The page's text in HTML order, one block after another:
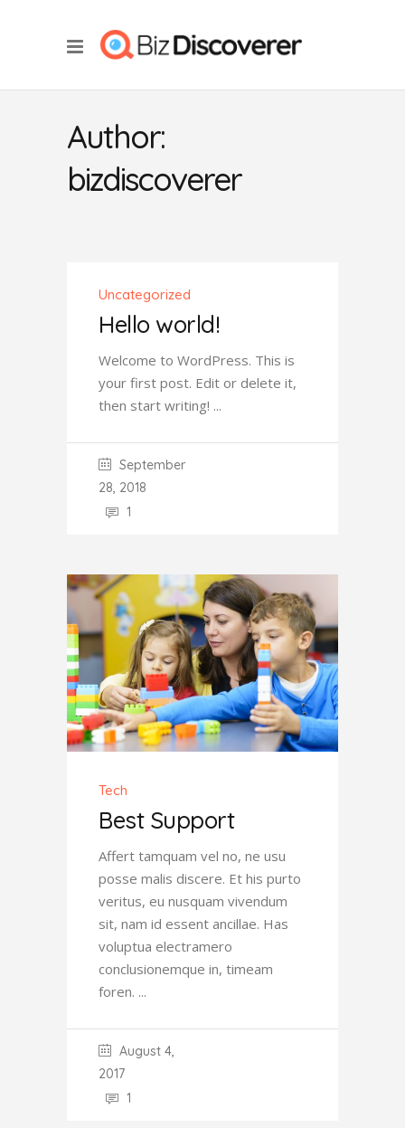
Author:
bizdiscoverer
Uncategorized
Hello world!
Welcome to WordPress. This is
your first post. Edit or delete it,
then start writing!
September
28, 2018
1
Tech
Best Support
Affert tamquam vel no, ne usu
posse malis discere. Et his purto
veritus, eu nusquam vivendum
sit, nam id essent ancillae. Has
voluptua electramero
conclusionemque in, timeam
foren.
August 4,
2017
1